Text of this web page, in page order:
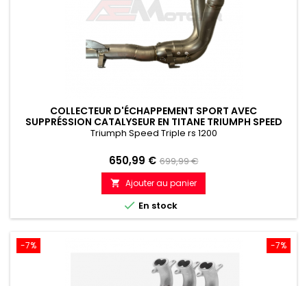
COLLECTEUR D'ÉCHAPPEMENT SPORT AVEC
SUPPRÉSSION CATALYSEUR EN TITANE TRIUMPH SPEED
TRIPLE 1200 RS 2021-2024
Triumph Speed Triple rs 1200
Prix
650,99 € Prix
de
référence
699,99 €
 Ajouter au panier
 En stock
-7%
-7%